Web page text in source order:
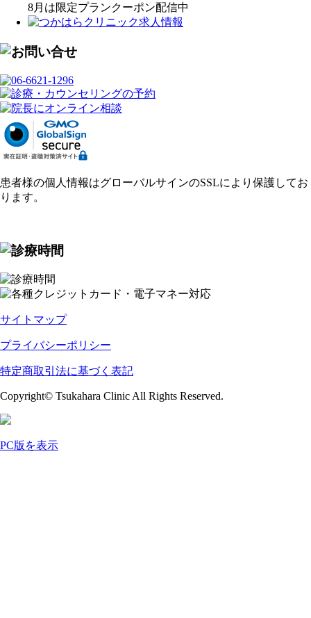
8月は限定プランクーポン配信中
患者様の個人情報はグローバルサインのSSLにより保護してお
ります。
サイトマップ
プライバシーポリシー
特定商取引法に基づく表記
Copyright© Tsukahara Clinic All Rights Reserved.
PC版を表示